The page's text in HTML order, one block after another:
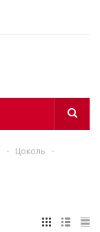
- Цоколь
-